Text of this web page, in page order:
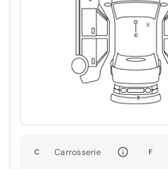
C Carrosserie F